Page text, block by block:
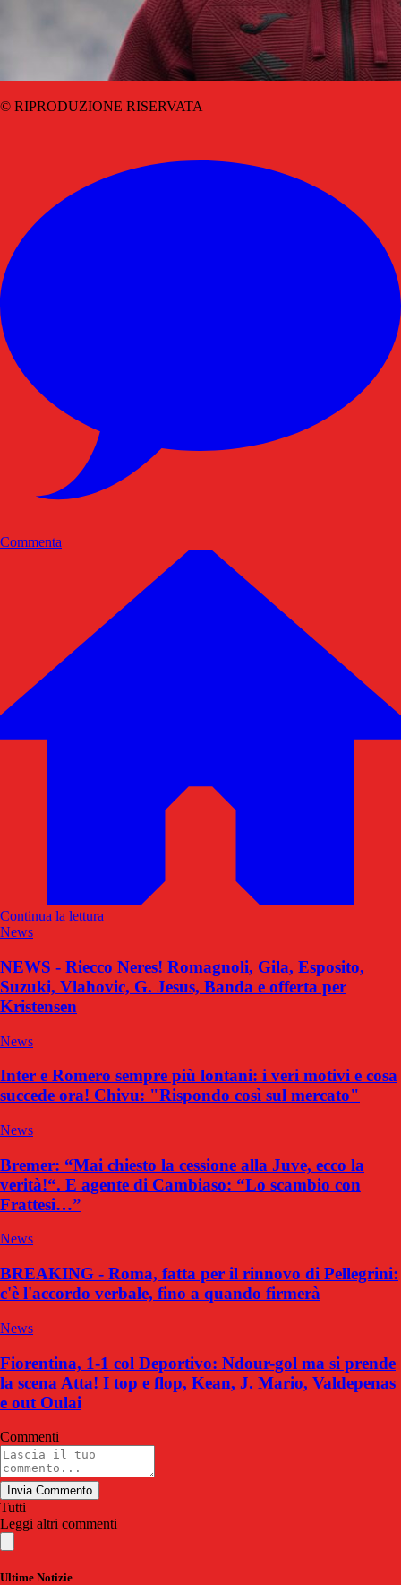
© RIPRODUZIONE RISERVATA
Commenta
Continua la lettura
News
NEWS - Riecco Neres! Romagnoli, Gila, Esposito,
Suzuki, Vlahovic, G. Jesus, Banda e offerta per
Kristensen
News
Inter e Romero sempre più lontani: i veri motivi e cosa
succede ora! Chivu: "Rispondo così sul mercato"
News
Bremer: “Mai chiesto la cessione alla Juve, ecco la
verità!“. E agente di Cambiaso: “Lo scambio con
Frattesi…”
News
BREAKING - Roma, fatta per il rinnovo di Pellegrini:
c'è l'accordo verbale, fino a quando firmerà
News
Fiorentina, 1-1 col Deportivo: Ndour-gol ma si prende
la scena Atta! I top e flop, Kean, J. Mario, Valdepenas
e out Oulai
Commenti
Invia Commento
Tutti
Leggi altri commenti
Ultime Notizie